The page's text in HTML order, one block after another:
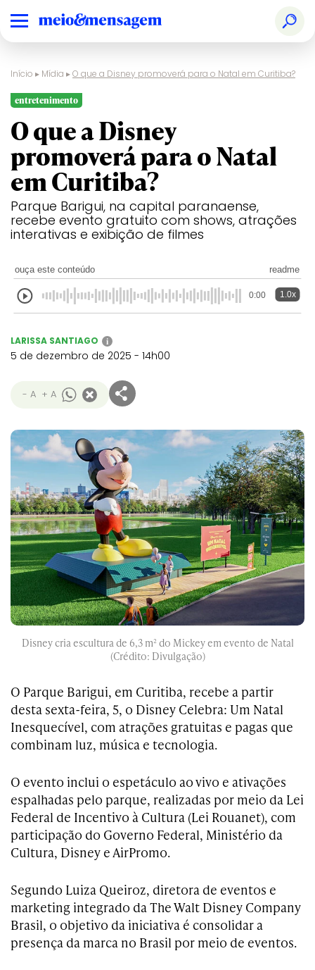
Início ▸ Mídia ▸O que a Disney promoverá para o Natal em Curitiba?
entretenimento
O que a Disney
promoverá para o Natal
em Curitiba?
Parque Barigui, na capital paranaense,
recebe evento gratuito com shows, atrações
interativas e exibição de filmes
ouça este conteúdo readme
0:00 1.0x
LARISSA SANTIAGO i
5 de dezembro de 2025 - 14h00
- A + A
Disney cria escultura de 6,3 m² do Mickey em evento de Natal
(Crédito: Divulgação)
O Parque Barigui, em Curitiba, recebe a partir
desta sexta-feira, 5, o Disney Celebra: Um Natal
Inesquecível, com atrações gratuitas e pagas que
combinam luz, música e tecnologia.
O evento inclui o espetáculo ao vivo e ativações
espalhadas pelo parque, realizadas por meio da Lei
Federal de Incentivo à Cultura (Lei Rouanet), com
participação do Governo Federal, Ministério da
Cultura, Disney e AirPromo.
Segundo Luiza Queiroz, diretora de eventos e
marketing integrado da The Walt Disney Company
Brasil, o objetivo da iniciativa é consolidar a
presença da marca no Brasil por meio de eventos.